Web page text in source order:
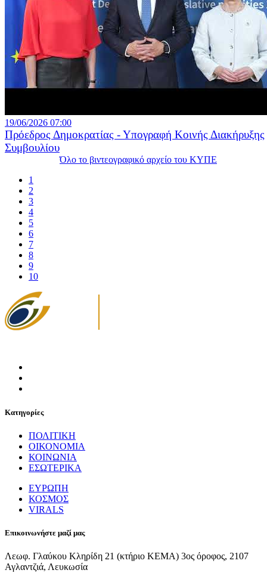
19/06/2026 07:00
Πρόεδρος Δημοκρατίας - Υπογραφή Κοινής Διακήρυξης
Συμβουλίου
Όλο το βιντεογραφικό αρχείο του ΚΥΠΕ
1
2
3
4
5
6
7
8
9
10
Κατηγορίες
ΠΟΛΙΤΙΚΗ
ΟΙΚΟΝΟΜΙΑ
ΚΟΙΝΩΝΙΑ
ΕΣΩΤΕΡΙΚΑ
ΕΥΡΩΠΗ
ΚΟΣΜΟΣ
VIRALS
Επικοινωνήστε μαζί μας
Λεωφ. Γλαύκου Κληρίδη 21 (κτήριο ΚΕΜΑ) 3ος όροφος, 2107
Αγλαντζιά, Λευκωσία